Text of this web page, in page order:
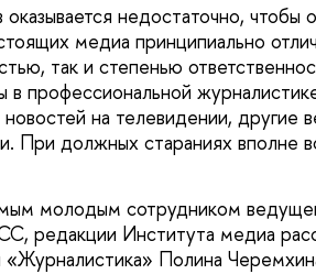
недостаточно,
медиа принципиально
так и степенью
в профессиональной
на телевидении, другие
При должных стараниях вполне
молодым сотрудником
редакции Института медиа
«Журналистика» Полина